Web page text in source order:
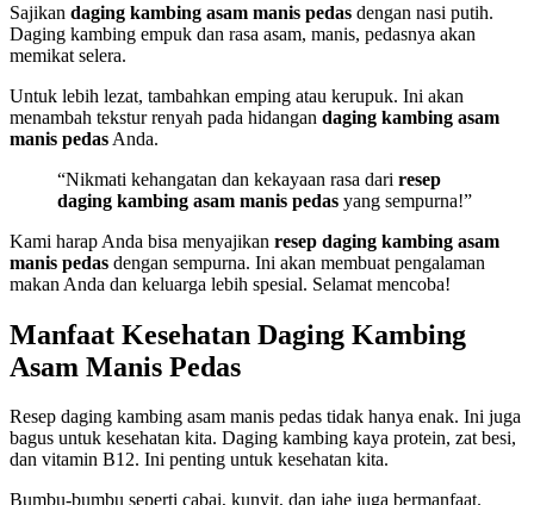
Sajikan daging kambing asam manis pedas dengan nasi putih.
Daging kambing empuk dan rasa asam, manis, pedasnya akan
memikat selera.
Untuk lebih lezat, tambahkan emping atau kerupuk. Ini akan
menambah tekstur renyah pada hidangan daging kambing asam
manis pedas Anda.
“Nikmati kehangatan dan kekayaan rasa dari resep
daging kambing asam manis pedas yang sempurna!”
Kami harap Anda bisa menyajikan resep daging kambing asam
manis pedas dengan sempurna. Ini akan membuat pengalaman
makan Anda dan keluarga lebih spesial. Selamat mencoba!
Manfaat Kesehatan Daging Kambing
Asam Manis Pedas
Resep daging kambing asam manis pedas tidak hanya enak. Ini juga
bagus untuk kesehatan kita. Daging kambing kaya protein, zat besi,
dan vitamin B12. Ini penting untuk kesehatan kita.
Bumbu-bumbu seperti cabai, kunyit, dan jahe juga bermanfaat.